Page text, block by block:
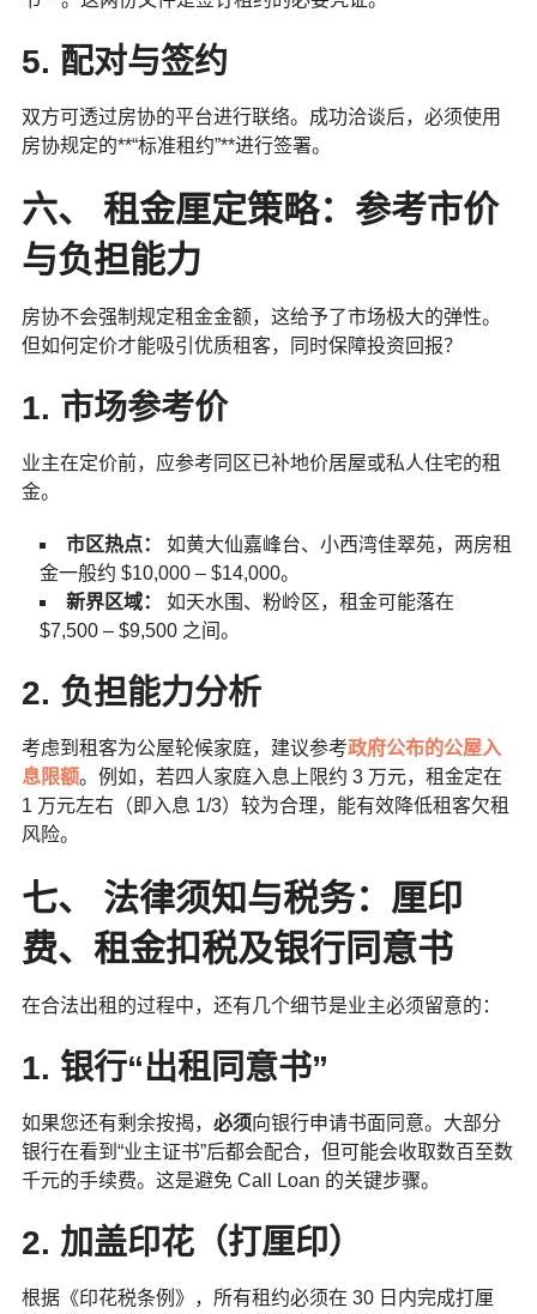
5. 配对与签约
双方可透过房协的平台进行联络。成功洽谈后，必须使用
房协规定的**“标准租约”**进行签署。
六、 租金厘定策略：参考市价
与负担能力
房协不会强制规定租金金额，这给予了市场极大的弹性。
但如何定价才能吸引优质租客，同时保障投资回报？
1. 市场参考价
业主在定价前，应参考同区已补地价居屋或私人住宅的租
金。
市区热点：
如黄大仙嘉峰台、小西湾佳翠苑，两房租
金一般约 $10,000 – $14,000。
新界区域：
如天水围、粉岭区，租金可能落在
$7,500 – $9,500 之间。
2. 负担能力分析
考虑到租客为公屋轮候家庭，建议参考政府公布的公屋入
息限额。例如，若四人家庭入息上限约 3 万元，租金定在
1 万元左右（即入息 1/3）较为合理，能有效降低租客欠租
风险。
七、 法律须知与税务：厘印
费、租金扣税及银行同意书
在合法出租的过程中，还有几个细节是业主必须留意的：
1. 银行“出租同意书”
如果您还有剩余按揭， 必须向银行申请书面同意。大部分
银行在看到“业主证书”后都会配合，但可能会收取数百至数
千元的手续费。这是避免 Call Loan 的关键步骤。
2. 加盖印花（打厘印）
根据《印花税条例》，所有租约必须在 30 日内完成打厘